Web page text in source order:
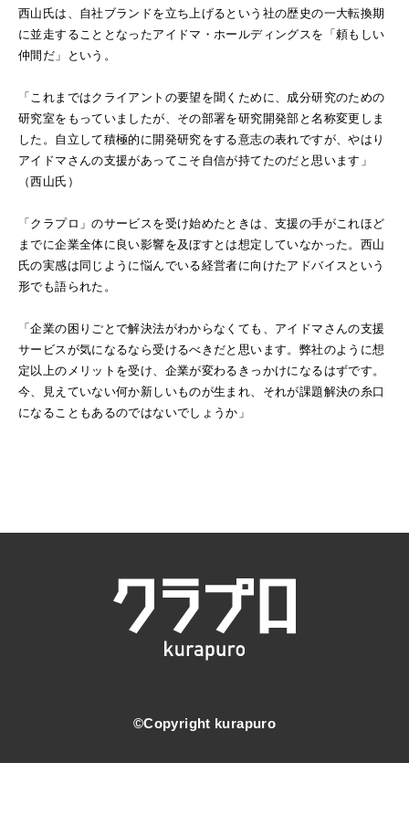
西山氏は、自社ブランドを立ち上げるという社の歴史の一大転換期
に並走することとなったアイドマ・ホールディングスを「頼もしい
仲間だ」という。
「これまではクライアントの要望を聞くために、成分研究のための
研究室をもっていましたが、その部署を研究開発部と名称変更しま
した。自立して積極的に開発研究をする意志の表れですが、やはり
アイドマさんの支援があってこそ自信が持てたのだと思います」
（西山氏）
「クラプロ」のサービスを受け始めたときは、支援の手がこれほど
までに企業全体に良い影響を及ぼすとは想定していなかった。西山
氏の実感は同じように悩んでいる経営者に向けたアドバイスという
形でも語られた。
「企業の困りごとで解決法がわからなくても、アイドマさんの支援
サービスが気になるなら受けるべきだと思います。弊社のように想
定以上のメリットを受け、企業が変わるきっかけになるはずです。
今、見えていない何か新しいものが生まれ、それが課題解決の糸口
になることもあるのではないでしょうか」
©️Copyright kurapuro